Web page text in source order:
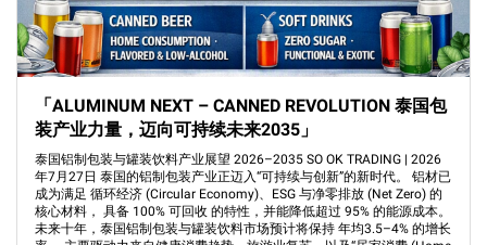
「ALUMINUM NEXT – CANNED REVOLUTION 泰国包
装产业力量，迈向可持续未来2035」
泰国铝制包装与罐装饮料产业展望 2026–2035 SO OK TRADING | 2026
年7月27日 泰国的铝制包装产业正迈入“可持续与创新”的新时代。 铝材已
成为满足 循环经济 (Circular Economy)、ESG 与净零排放 (Net Zero) 的
核心材料， 具备 100% 可回收 的特性，并能降低超过 95% 的能源成本。
未来十年，泰国铝制包装与罐装饮料市场预计将保持 年均3.5–4% 的增长